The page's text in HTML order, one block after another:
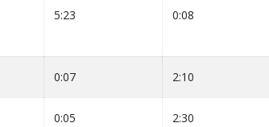
5:23 0:08
0:07 2:10
0:05 2:30